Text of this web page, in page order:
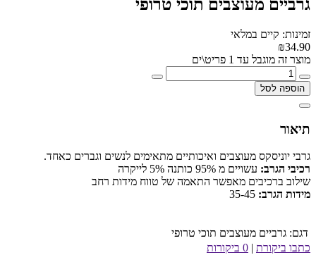
גרביים מעוצבים תוכי טרופי
זמינות: קיים במלאי
₪34.90
מוצר זה מוגבל עד 1 פריט\ים
הוספה לסל
תיאור
גרבי יוניסקס מעוצבים ואיכותיים מתאימים לנשים וגברים כאחד.
רכיבי הגרב: עשויים מ 95% כותנה 5% לייקרה
שילוב ברכיבים מאפשר התאמה של טווח מידות רחב
מידות הגרב: 35-45
דגם: גרביים מעוצבים תוכי טרופי
כתבו ביקורת | 0 ביקורות